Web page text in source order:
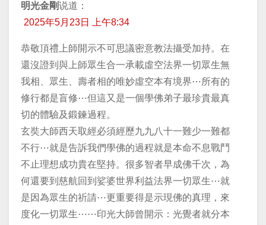
明光金剛说道：
2025年5月23日 上午8:34
恭敬頂禮上師開示不可思議密意教法攝受加持。在
還沒證到與上師眾生合一承載虛空法界一切眾生無
我相、眾生、壽者相的唯妙虛空本有境界⋯所有的
修行都是盲修⋯但這又是一個學佛弟子最珍貴最真
切的體驗及鍛鍊過程。
玄奘大師西天取經必須經歷九九八十一難少一難都
不行⋯就是告訴我們學佛的過程就是本命不息戰鬥
不止理想成功貴在堅持。很多智者早成佛千次，為
何還要到慈航回到娑婆世界利益法界一切眾生⋯就
是因為眾生的祈請⋯更重要得是示現佛的真理，來
度化一切眾生⋯⋯印光大師曾開示：光覺者就分本